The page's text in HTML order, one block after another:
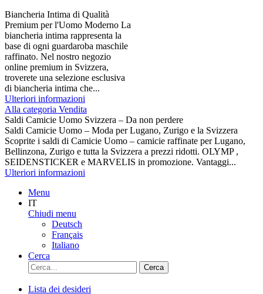
Biancheria Intima di Qualità
Premium per l'Uomo Moderno La
biancheria intima rappresenta la
base di ogni guardaroba maschile
raffinato. Nel nostro negozio
online premium in Svizzera,
troverete una selezione esclusiva
di biancheria intima che...
Ulteriori informazioni
Alla categoria Vendita
Saldi Camicie Uomo Svizzera – Da non perdere
Saldi Camicie Uomo – Moda per Lugano, Zurigo e la Svizzera
Scoprite i saldi di Camicie Uomo – camicie raffinate per Lugano,
Bellinzona, Zurigo e tutta la Svizzera a prezzi ridotti. OLYMP ,
SEIDENSTICKER e MARVELIS in promozione. Vantaggi...
Ulteriori informazioni
Menu
IT
Chiudi menu
Deutsch
Français
Italiano
Cerca
Cerca
Lista dei desideri